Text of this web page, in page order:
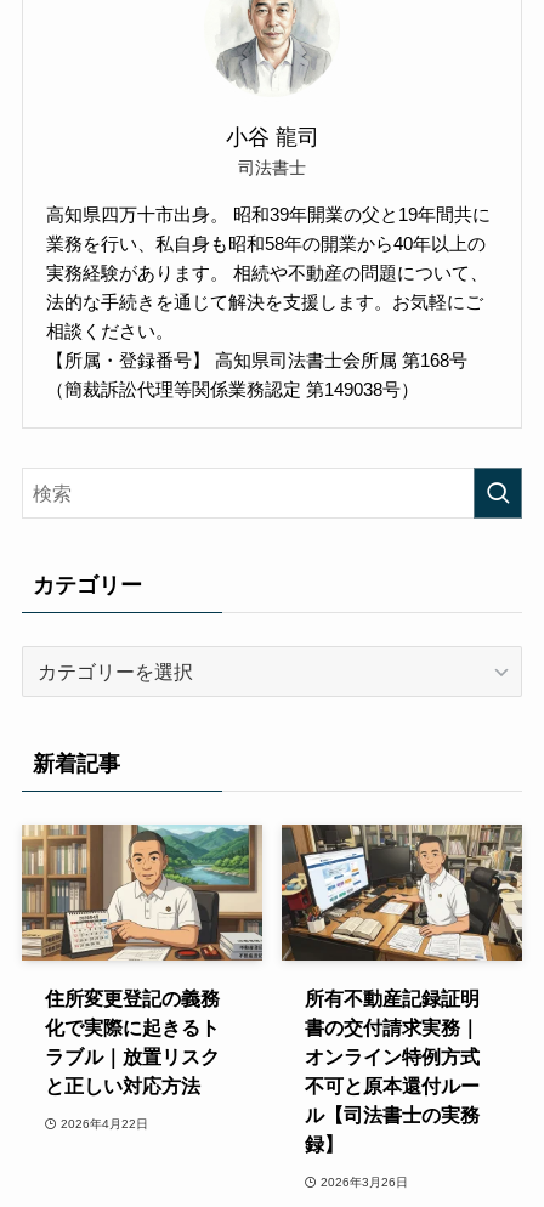
小谷 龍司
司法書士
高知県四万十市出身。 昭和39年開業の父と19年間共に
業務を行い、私自身も昭和58年の開業から40年以上の
実務経験があります。 相続や不動産の問題について、
法的な手続きを通じて解決を支援します。お気軽にご
相談ください。
【所属・登録番号】 高知県司法書士会所属 第168号
（簡裁訴訟代理等関係業務認定 第149038号）
カテゴリー
リ
ー
新着記事
住所変更登記の義務
化で実際に起きるト
ラブル｜放置リスク
と正しい対応方法
2026年4月22日
所有不動産記録証明
書の交付請求実務｜
オンライン特例方式
不可と原本還付ルー
ル【司法書士の実務
録】
2026年3月26日